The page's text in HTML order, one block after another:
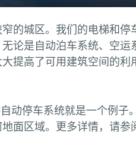
的城区。我们的电梯和
论是自动泊车系统、空
提高了可用建筑空间的
动停车系统就是一个例
面区域。更多详情，请参